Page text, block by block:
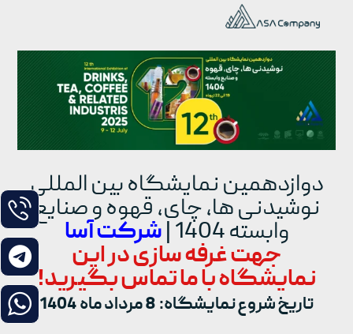
دوازدهمین نمایشگاه بین المللی
نوشیدنی ها، چای، قهوه و صنایع
وابسته 1404 | شرکت آسا
جهت غرفه سازی در این
نمایشگاه با ما تماس بگیرید!
تاریخ شروع نمایشگاه:8 مرداد ماه 1404